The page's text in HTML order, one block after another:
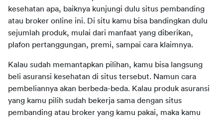
kesehatan apa, baiknya kunjungi dulu situs pembanding
atau broker online ini. Di situ kamu bisa bandingkan dulu
sejumlah produk, mulai dari manfaat yang diberikan,
plafon pertanggungan, premi, sampai cara klaimnya.
Kalau sudah memantapkan pilihan, kamu bisa langsung
beli asuransi kesehatan di situs tersebut. Namun cara
pembeliannya akan berbeda-beda. Kalau produk asuransi
yang kamu pilih sudah bekerja sama dengan situs
pembanding atau broker yang kamu pakai, maka kamu